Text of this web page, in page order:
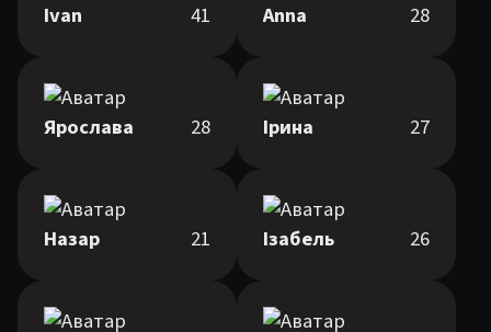
Ivan 41 Anna 28
Ярослава 28 Ірина 27
Назар 21 Ізабель 26